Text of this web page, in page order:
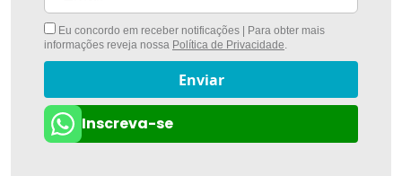
Eu concordo em receber notificações | Para obter mais
informações reveja nossa Política de Privacidade.
Enviar
Inscreva-se